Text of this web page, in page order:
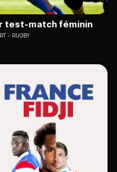
test-match féminin
RUGBY